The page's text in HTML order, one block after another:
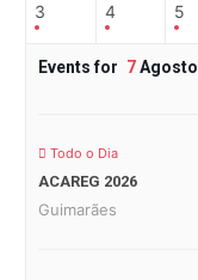
3 4 5
Events for 7Agosto
Todo o Dia
ACAREG 2026
Guimarães